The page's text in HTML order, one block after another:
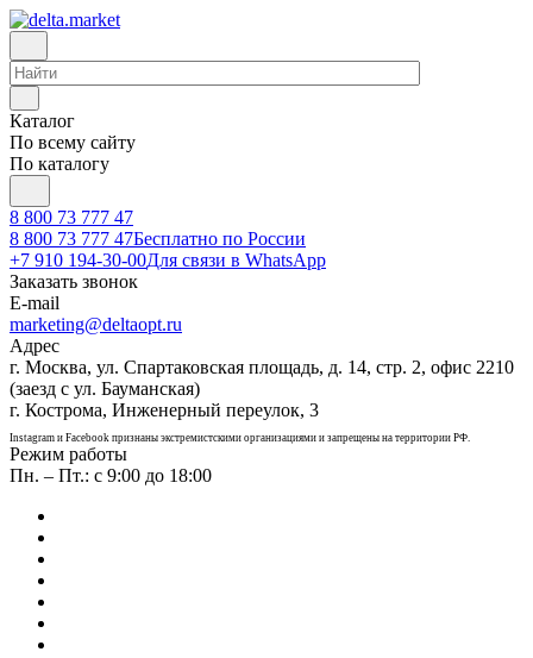
Каталог
По всему сайту
По каталогу
8 800 73 777 47
8 800 73 777 47Бесплатно по России
+7 910 194-30-00Для связи в WhatsApp
Заказать звонок
E-mail
marketing@deltaopt.ru
Адрес
г. Москва, ул. Спартаковская площадь, д. 14, стр. 2, офис 2210
(заезд с ул. Бауманская)
г. Кострома, Инженерный переулок, 3
Instagram и Facebook признаны экстремистскими организациями и запрещены на территории РФ.
Режим работы
Пн. – Пт.: с 9:00 до 18:00